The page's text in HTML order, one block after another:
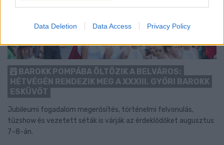
Data Deletion Data Access Privacy Policy
BAROKK POMPÁBA ÖLTÖZIK A BELVÁROS:
HÉTVÉGÉN RENDEZIK MEG A XXXIII. GYŐRI BAROKK
ESKÜVŐT
Jubileumi fogadalom megerősítés, történelmi felvonulás,
tűzshow és vezetett séták is várják az érdeklődőket augusztus
7–8-án.